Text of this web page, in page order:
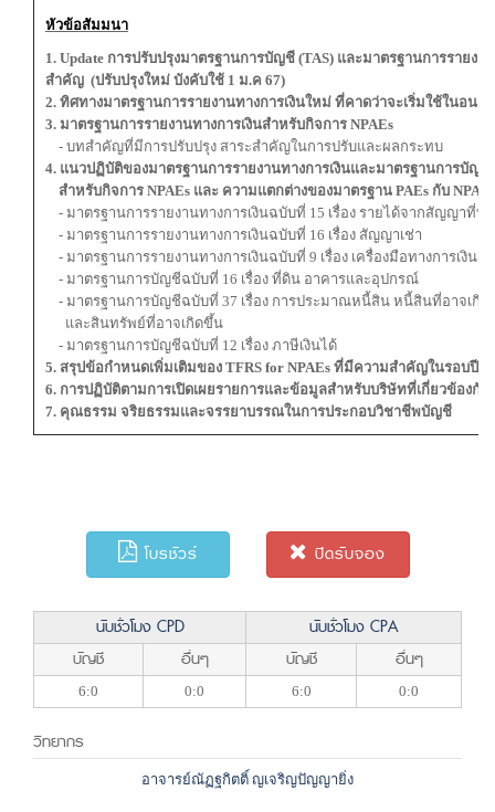
หัวข้อสัมมนา
1. Update การปรับปรุงมาตรฐานการบัญชี (TAS) และมาตรฐานการรายงา
สำคัญ (ปรับปรุงใหม่ บังคับใช้ 1 ม.ค 67)
2. ทิศทางมาตรฐานการรายงานทางการเงินใหม่ ที่คาดว่าจะเริ่มใช้ในอนา
3. มาตรฐานการรายงานทางการเงินสำหรับกิจการ NPAEs
- บทสำคัญที่มีการปรับปรุง สาระสำคัญในการปรับและ
4. แนวปฏิบัติของมาตรฐานการรายงานทางการเงินและมาตรฐานการบัญชี
สำหรับกิจการ NPAEs และ ความแตกต่างของมาตรฐาน PAEs กับ
- มาตรฐานการรายงานทางการเงินฉบับที่ 15 เรื่อง รายได้จาก
- มาตรฐานการรายงานทางการเงินฉบับที่ 16 เรื่อง สัญญาเช่า
- มาตรฐานการรายงานทางการเงินฉบับที่ 9 เรื่อง เครื่องมือทางการเงิน
- มาตรฐานการบัญชีฉบับที่ 16 เรื่อง ที่ดิน อาคารและอุปกรณ์
- มาตรฐานการบัญชีฉบับที่ 37 เรื่อง การประมาณหนี้สิน หนี้สินที่อาจเกิด
และสินทรัพย์ที่อาจเกิดขึ้น
- มาตรฐานการบัญชีฉบับที่ 12 เรื่อง ภาษีเงิน
5. สรุปข้อกำหนดเพิ่มเติมของ TFRS for NPAEs ที่มีความสำคัญในรอบปีที่
6. การปฏิบัติตามการเปิดเผยรายการและข้อมูลสำหรับบริษัทที่เกี่
7. คุณธรรม จริยธรรมและจรรยาบรรณในการประกอบวิชาชีพบัญชี
โบรชัวร์ ปิดรับจอง
นับชั่วโมง CPD
นับชั่วโมง CPA
บัญชี
อื่นๆ บัญชี อื่นๆ
6:0 0:0 6:0 0:0
วิทยากร
อาจารย์ณัฏฐกิตติ์ ญเจริญปัญญายิ่ง